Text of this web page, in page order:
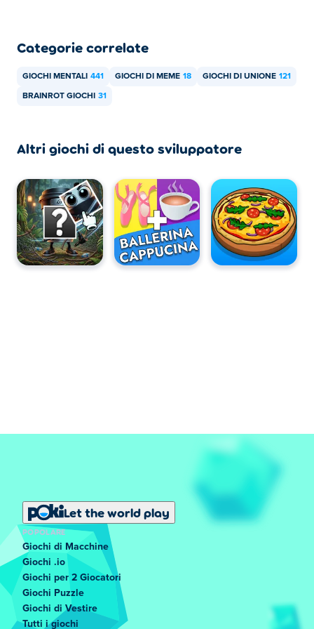
Categorie correlate
GIOCHI MENTALI 441 GIOCHI DI MEME 18 GIOCHI DI UNIONE 121
BRAINROT GIOCHI 31
Altri giochi di questo sviluppatore
Let the world play
POPOLARE
Giochi di Macchine
Giochi .io
Giochi per 2 Giocatori
Giochi Puzzle
Giochi di Vestire
Tutti i giochi